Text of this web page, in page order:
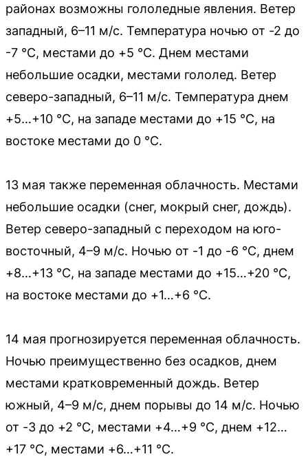
районах возможны гололедные явления. Ветер
западный, 6–11 м/с. Температура ночью от -2 до
-7 °С, местами до +5 °С. Днем местами
небольшие осадки, местами гололед. Ветер
северо-западный, 6–11 м/с. Температура днем
+5…+10 °С, на западе местами до +15 °С, на
востоке местами до 0 °С.
13 мая также переменная облачность. Местами
небольшие осадки (снег, мокрый снег, дождь).
Ветер северо-западный с переходом на юго-
восточный, 4–9 м/с. Ночью от -1 до -6 °С, днем
+8…+13 °С, на западе местами до +15…+20 °С,
на востоке местами до +1…+6 °С.
14 мая прогнозируется переменная облачность.
Ночью преимущественно без осадков, днем
местами кратковременный дождь. Ветер
южный, 4–9 м/с, днем порывы до 14 м/с. Ночью
от -3 до +2 °С, местами +4…+9 °С, днем +12…
+17 °С, местами +6…+11 °С.